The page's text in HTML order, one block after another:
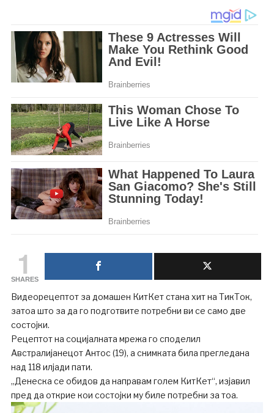
1
SHARES
Видеорецептот за домашен КитКет стана хит на ТикТок,
затоа што за да го подготвите потребни ви се само две
состојки.
Рецептот на социјалната мрежа го споделил
Австралијанецот Антос (19), а снимката била прегледана
над 118 илјади пати.
„Денеска се обидов да направам голем КитКет“, изјавил
пред да открие кои состојки му биле потребни за тоа.